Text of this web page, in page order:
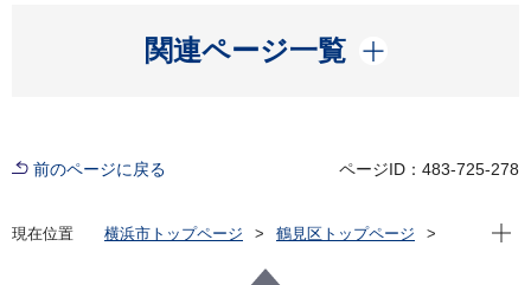
関連ページ一覧
開く
前のページに戻る ページID：483-725-278
現在位置 横浜市トップページ
鶴見区トップページ
現在